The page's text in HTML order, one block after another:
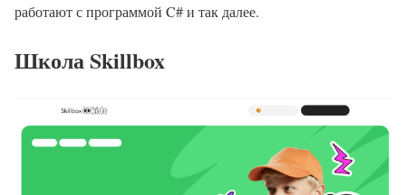
работают с программой C# и так далее.
Школа Skillbox